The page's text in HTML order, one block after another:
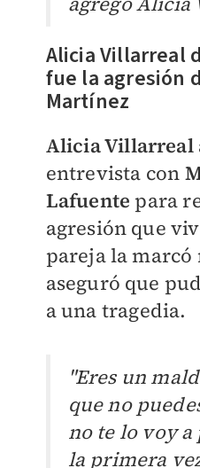
Alicia Villarreal
fue la agresión
Martínez
Alicia Villarreal
entrevista con
Lafuente para
agresión que
pareja la marcó
aseguró que
a una tragedia.
"Eres un
que no
no te lo voy
la primera